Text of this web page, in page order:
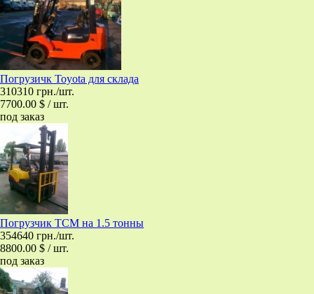
Погрузичк Toyota для склада
310310 грн./шт.
7700.00 $ / шт.
под заказ
Погрузчик ТСМ на 1.5 тонны
354640 грн./шт.
8800.00 $ / шт.
под заказ